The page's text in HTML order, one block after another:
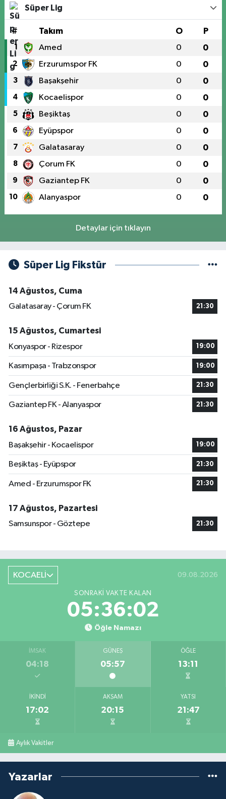
Süper Lig
# Takım O P
1 Amed 0 0
2 Erzurumspor FK 0 0
3 Başakşehir 0 0
4 Kocaelispor 0 0
5 Beşiktaş 0 0
6 Eyüpspor 0 0
7 Galatasaray 0 0
8 Çorum FK 0 0
9 Gaziantep FK 0 0
10 Alanyaspor 0 0
Detaylar için tıklayın
Süper Lig Fikstür
14 Ağustos, Cuma
Galatasaray - Çorum FK
21:30
15 Ağustos, Cumartesi
Konyaspor - Rizespor
19:00
Kasımpaşa - Trabzonspor 19:00
Gençlerbirliği S.K. - Fenerbahçe 21:30
Gaziantep FK - Alanyaspor 21:30
16 Ağustos, Pazar
Başakşehir - Kocaelispor
19:00
Beşiktaş - Eyüpspor 21:30
Amed - Erzurumspor FK 21:30
17 Ağustos, Pazartesi
Samsunspor - Göztepe
21:30
KOCAELİ 09.08.2026
SONRAKI VAKTE KALAN
05:36:01
Öğle Namazı
İMSAK
04:18
GÜNEŞ
05:57
ÖĞLE
13:11
İKINDI
17:02
AKŞAM
20:15
YATSI
21:47
Aylık Vakitler
Yazarlar